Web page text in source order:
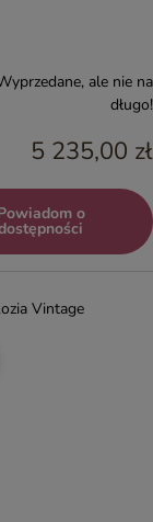
ale nie na
długo!
5 235,00 zł
o
Vintage